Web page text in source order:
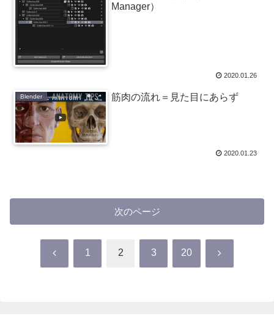
Manager）
2020.01.26
Blender 筋肉の流れ＝見た目にあらず
2020.01.23
次のページ
前 1 2 3 20 次